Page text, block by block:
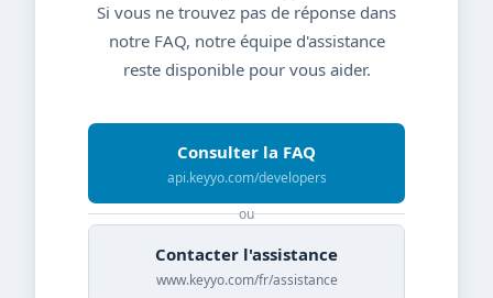
Si vous ne trouvez pas de réponse dans
notre FAQ, notre équipe d'assistance
reste disponible pour vous aider.
Consulter la FAQ
api.keyyo.com/developers
ou
Contacter l'assistance
www.keyyo.com/fr/assistance